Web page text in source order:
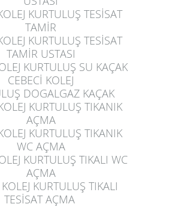
KURTULUŞ TESİSAT
TAMİR
KURTULUŞ TESİSAT
TAMİR USTASI
KURTULUŞ SU KAÇAK
CEBECİ KOLEJ
DOGALGAZ KAÇAK
KURTULUŞ TIKANIK
AÇMA
KURTULUŞ TIKANIK
WC AÇMA
KURTULUŞ TIKALI WC
AÇMA
KURTULUŞ TIKALI
TESİSAT AÇMA